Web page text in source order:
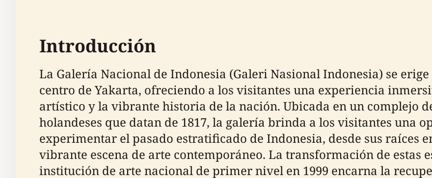
Introducción
La Galería Nacional de Indonesia (Galeri Nasional Indonesia) se
centro de Yakarta, ofreciendo a los visitantes una experiencia
artístico y la vibrante historia de la nación. Ubicada en un complejo
holandeses que datan de 1817, la galería brinda a los visitantes una
experimentar el pasado estratificado de Indonesia, desde sus raíces
vibrante escena de arte contemporáneo. La transformación de estas
institución de arte nacional de primer nivel en 1999 encarna la